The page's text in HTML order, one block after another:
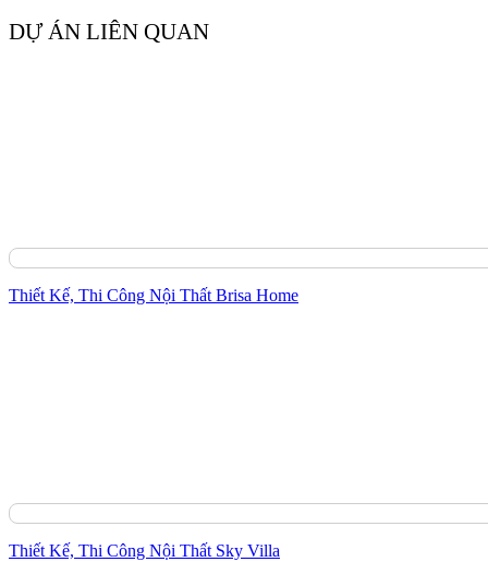
DỰ ÁN LIÊN QUAN
Thiết Kế, Thi Công Nội Thất Brisa Home
Thiết Kế, Thi Công Nội Thất Sky Villa